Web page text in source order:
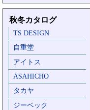
秋冬カタログ
TS DESIGN
自重堂
アイトス
ASAHICHO
タカヤ
ジーベック